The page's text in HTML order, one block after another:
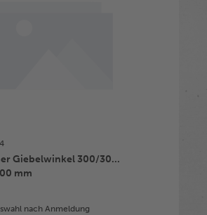
Giebelwinkel 300/30...
2500 mm
nach Anmeldung